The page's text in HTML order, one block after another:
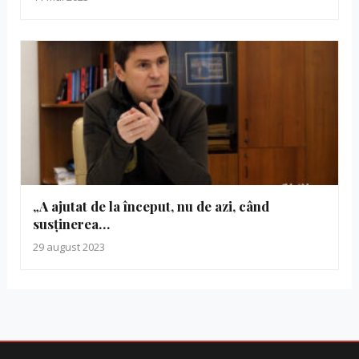
„A ajutat de la început, nu de azi, când
susținerea…
29 august 2023